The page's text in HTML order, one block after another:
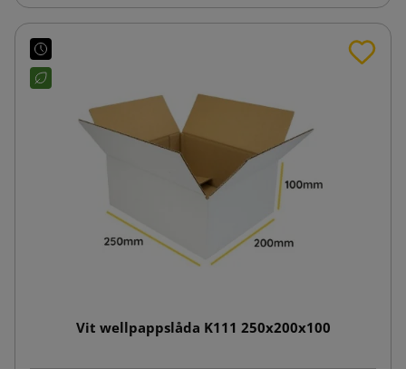
Vit wellpappslåda K111 250x200x100